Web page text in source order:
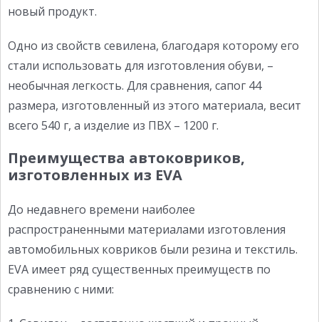
новый продукт.
Одно из свойств севилена, благодаря которому его
стали использовать для изготовления обуви, –
необычная легкость. Для сравнения, сапог 44
размера, изготовленный из этого материала, весит
всего 540 г, а изделие из ПВХ – 1200 г.
Преимущества автоковриков,
изготовленных из EVA
До недавнего времени наиболее
распространенными материалами изготовления
автомобильных ковриков были резина и текстиль.
EVA имеет ряд существенных преимуществ по
сравнению с ними: